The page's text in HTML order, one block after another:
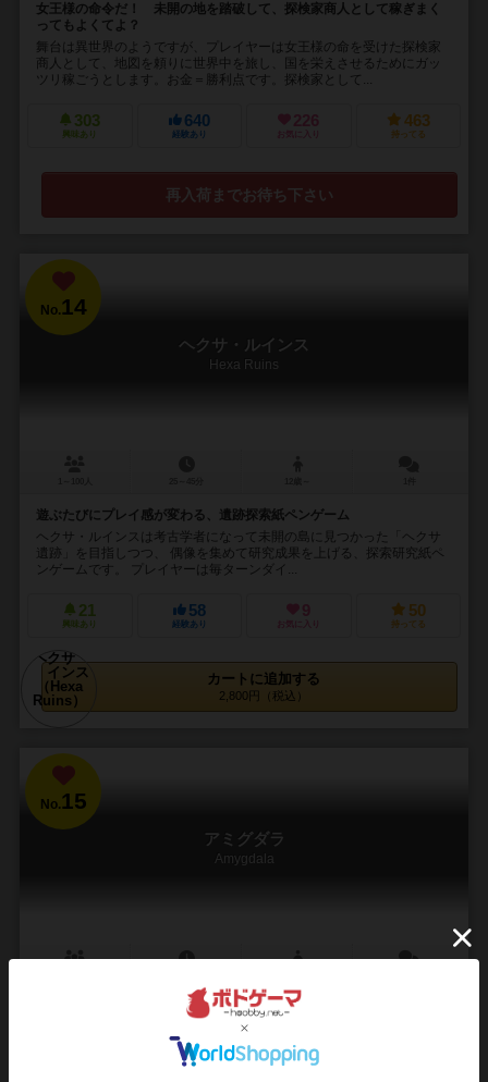
女王様の命令だ！ 未開の地を踏破して、探検家商人として稼ぎまく
ってもよくてよ？
舞台は異世界のようですが、プレイヤーは女王様の命を受けた探検家
商人として、地図を頼りに世界中を旅し、国を栄えさせるためにガッ
ツリ稼ごうとします。お金＝勝利点です。探検家として...
303
興味あり
640
経験あり
226
お気に入り
463
持ってる
再入荷までお待ち下さい
No.14
ヘクサ・ルインス
Hexa Ruins
遊ぶたびにプレイ感が変わる、遺跡探索紙ペンゲーム
ヘクサ・ルインスは考古学者になって未開の島に見つかった「ヘクサ
遺跡」を目指しつつ、 偶像を集めて研究成果を上げる、探索研究紙ペ
ンゲームです。 プレイヤーは毎ターンダイ...
21
興味あり
58
経験あり
9
お気に入り
50
持ってる
カートに追加する
2,800円（税込）
No.15
アミグダラ
Amygdala
61